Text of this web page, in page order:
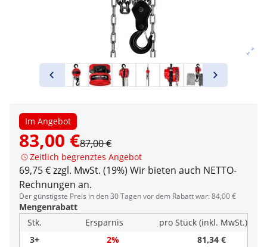
Im Angebot
83,00 €87,00 €
Zeitlich begrenztes Angebot
69,75 € zzgl. MwSt. (19%) Wir bieten auch NETTO-
Rechnungen an.
Der günstigste Preis in den 30 Tagen vor dem Rabatt war: 84,00 €
Mengenrabatt
Stk.
Ersparnis
pro Stück (inkl. MwSt.)
3+
2%
81,34 €